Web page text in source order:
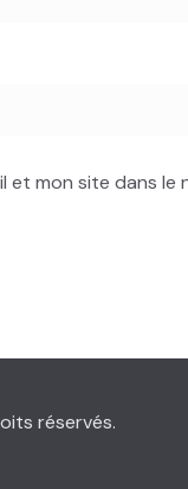
et mon site dans
réservés.